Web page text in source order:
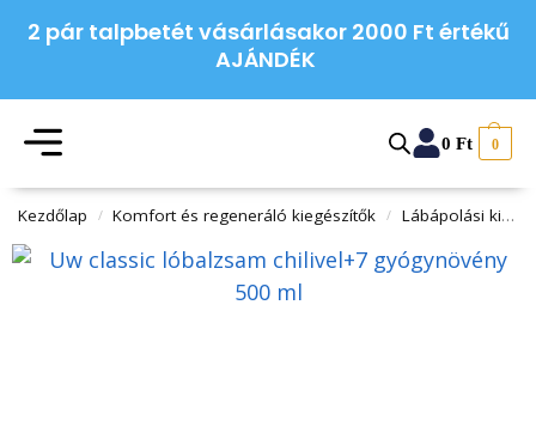
2 pár talpbetét vásárlásakor 2000 Ft értékű
AJÁNDÉK
0Ft 0
Kezdőlap / Komfort és regeneráló kiegészítők / Lábápolási kiegészítők